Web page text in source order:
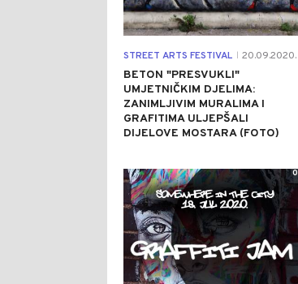
STREET ARTS FESTIVAL 20.09.2020.
BETON "PRESVUKLI"
UMJETNIČKIM DJELIMA:
ZANIMLJIVIM MURALIMA I
GRAFITIMA ULJEPŠALI
DIJELOVE MOSTARA (FOTO)
0